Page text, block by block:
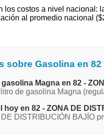
los costos a nivel nacional:
al promedio nacional
sobre Gasolina en 82
Magna en 82 -
de gasolina Magna
en 82 - ZONA DE
DISTRIBUCIÓN BAJÍO